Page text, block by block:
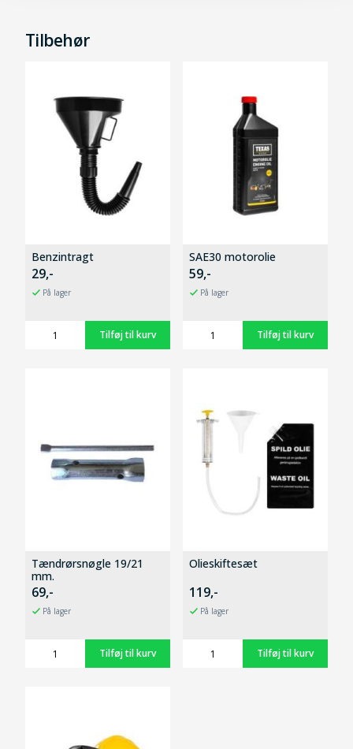
Tilbehør
Benzintragt
29,-
På lager
SAE30 motorolie
59,-
På lager
Tændrørsnøgle 19/21
mm.
69,-
På lager
Olieskiftesæt
119,-
På lager